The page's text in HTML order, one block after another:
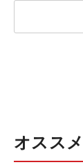
オスス